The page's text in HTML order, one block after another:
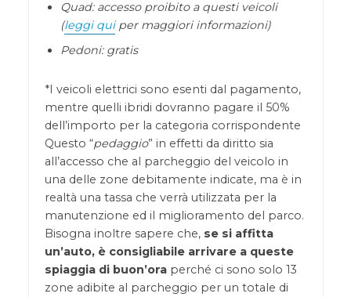
Quad: accesso proibito a questi veicoli
(leggi quiper maggiori informazioni)
Pedoni: gratis
*I veicoli elettrici sono esenti dal pagamento,
mentre quelli ibridi dovranno pagare il 50%
dell’importo per la categoria corrispondente
Questo “pedaggio” in effetti da diritto sia
all’accesso che al parcheggio del veicolo in
una delle zone debitamente indicate, ma è in
realtà una tassa che verrà utilizzata per la
manutenzione ed il miglioramento del parco.
Bisogna inoltre sapere che, se si affitta
un’auto, è consigliabile arrivare a queste
spiaggia di buon’oraperché ci sono solo 13
zone adibite al parcheggio per un totale di